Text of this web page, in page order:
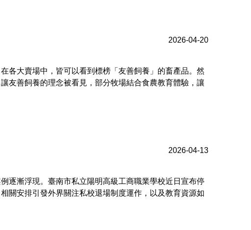
2026-04-20
各大賣場中，皆可以看到標榜「友善飼養」的畜產品。然
友善飼養的理念被看見，部分牧場結合食農教育體驗，讓
2026-04-13
逐漸浮現。臺南市私立陽明高級工商職業學校近日宣布停
關安排引發外界關注私校退場制度運作，以及教育資源如